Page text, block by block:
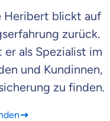
Heribert blickt auf
zurück.
als Spezialist im
und Kundinnen,
zu finden.